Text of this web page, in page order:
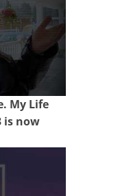
My Life
is now